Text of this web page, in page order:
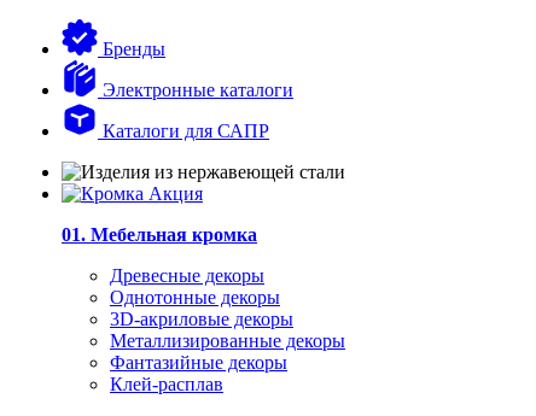
Бренды
Электронные каталоги
Каталоги для САПР
01. Мебельная кромка
Древесные декоры
Однотонные декоры
3D-акриловые декоры
Металлизированные декоры
Фантазийные декоры
Клей-расплав